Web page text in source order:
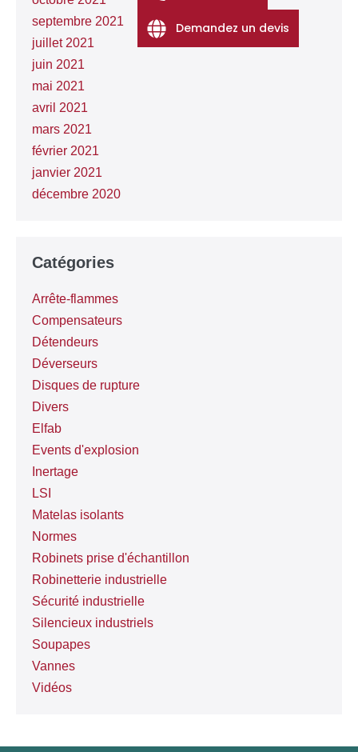
septembre 2021
juillet 2021
juin 2021
mai 2021
avril 2021
mars 2021
février 2021
janvier 2021
décembre 2020
Catégories
Arrête-flammes
Compensateurs
Détendeurs
Déverseurs
Disques de rupture
Divers
Elfab
Events d'explosion
Inertage
LSI
Matelas isolants
Normes
Robinets prise d'échantillon
Robinetterie industrielle
Sécurité industrielle
Silencieux industriels
Soupapes
Vannes
Vidéos
Demandez un devis